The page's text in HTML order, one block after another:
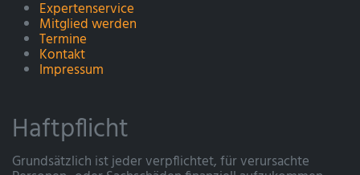
Expertenservice
Mitglied werden
Termine
Kontakt
Impressum
Haftpflicht
Grundsätzlich ist jeder verpflichtet, für verursachte